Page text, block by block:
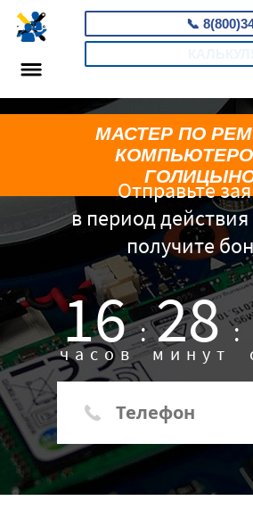
📞
Отправьте
в период
получите
16 :
часов 28 :
минут
МАСТЕР ПО